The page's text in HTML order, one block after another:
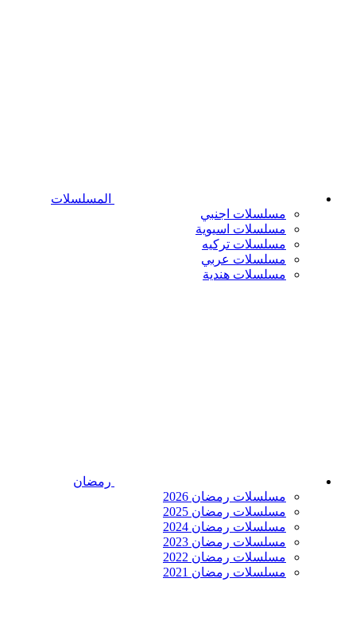
المسلسلات
مسلسلات اجنبي
مسلسلات اسيوية
مسلسلات تركيه
مسلسلات عربي
مسلسلات هندية
رمضان
مسلسلات رمضان 2026
مسلسلات رمضان 2025
مسلسلات رمضان 2024
مسلسلات رمضان 2023
مسلسلات رمضان 2022
مسلسلات رمضان 2021